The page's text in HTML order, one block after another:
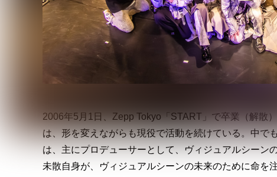
2006年5月1日、Zepp Tokyo「START」で卒業（解散
は、形を変えながらも現役で活動を続けている。中で
は、主にプロデューサーとして、ヴィジュアルシーン
未散自身が、ヴィジュアルシーンの未来のために命を